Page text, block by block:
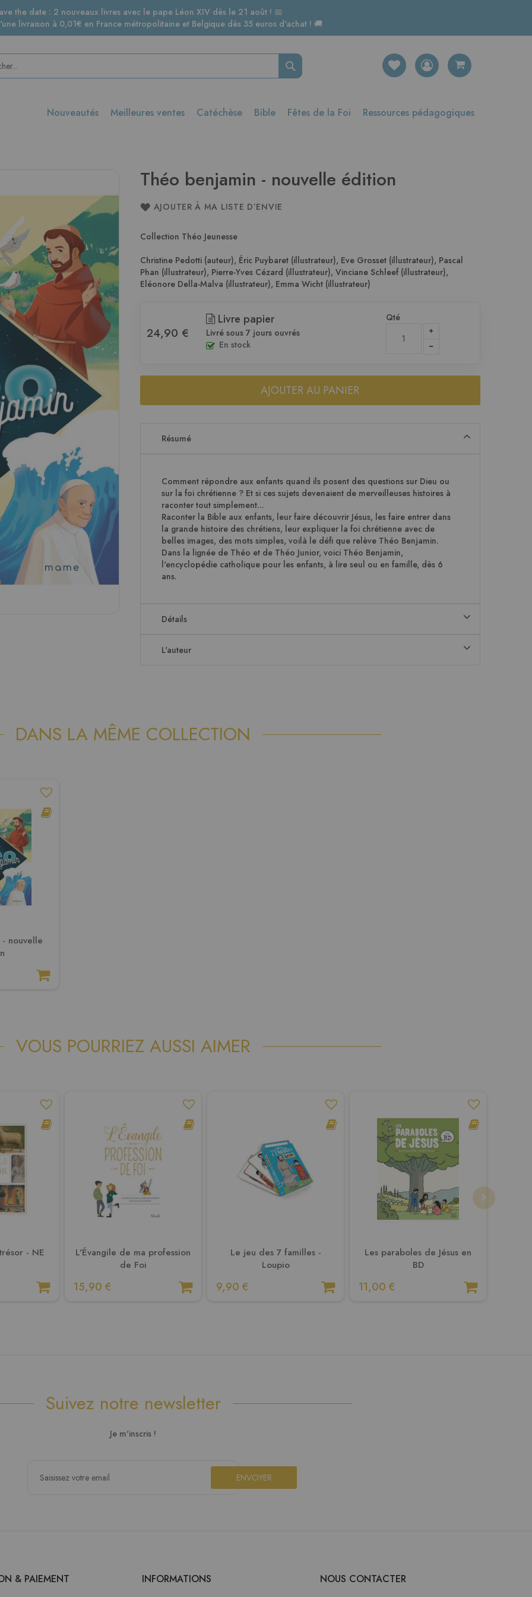
the date : 2 nouveaux livres avec le pape Léon XIV dès le 21 août ! 📅
livraison à 0,01€ en France métropolitaine et Belgique dès 35 euros d'achat ! 🚚
Rechercher
Nouveautés Meilleures ventes Catéchèse Bible Fêtes de la Foi Ressources pédagogiques
Théo benjamin - nouvelle édition
AJOUTER À MA LISTE D’ENVIE
Collection Théo Jeunesse
Christine Pedotti (auteur), Éric Puybaret (illustrateur), Eve Grosset (illustrateur), Pascal
Phan (illustrateur), Pierre-Yves Cézard (illustrateur), Vinciane Schleef (illustrateur),
Eléonore Della-Malva (illustrateur), Emma Wicht (illustrateur)
24,90 €
Livre papier
Livré sous 7 jours ouvrés
En stock
Qté
AJOUTER AU PANIER
Résumé
Comment répondre aux enfants quand ils posent des questions sur Dieu ou
sur la foi chrétienne ? Et si ces sujets devenaient de merveilleuses histoires à
raconter tout simplement...
Raconter la Bible aux enfants, leur faire découvrir Jésus, les faire entrer dans
la grande histoire des chrétiens, leur expliquer la foi chrétienne avec de
belles images, des mots simples, voilà le défi que relève Théo Benjamin.
Dans la lignée de Théo et de Théo Junior, voici Théo Benjamin,
l'encyclopédie catholique pour les enfants, à lire seul ou en famille, dès 6
ans.
Détails
L'auteur
DANS LA MÊME COLLECTION
- nouvelle
VOUS POURRIEZ AUSSI AIMER
- NE
L'Évangile de ma profession
de Foi
15,90 €
Le jeu des 7 familles -
Loupio
9,90 €
Les paraboles de Jésus en
BD
11,00 €
Suivez notre newsletter
Je m'inscris !
ENVOYER
& PAIEMENT INFORMATIONS NOUS CONTACTER